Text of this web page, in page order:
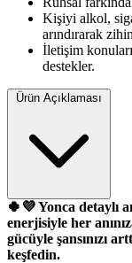
Kişiyi alkol,
arındırarak
İletişim
destekler.
Ürün Açıklaması
🍀💜 Yonca detaylı
enerjisiyle her
gücüyle şansınızı
keşfedin.